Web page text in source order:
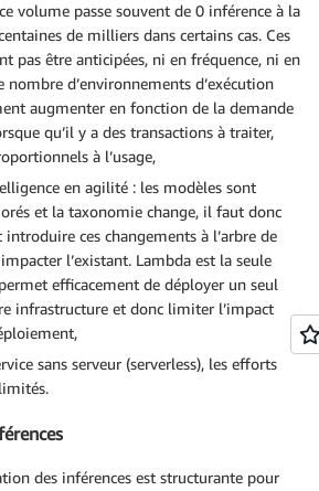
volume passe souvent de 0 inférence à la
de milliers dans certains cas. Ces
pas être anticipées, ni en fréquence, ni en
nombre d’environnements d’exécution
augmenter en fonction de la demande
qu’il y a des transactions à traiter,
à l’usage,
en agilité : les modèles sont
et la taxonomie change, il faut donc
ces changements à l’arbre de
l’existant. Lambda est la seule
efficacement de déployer un seul
infrastructure et donc limiter l’impact
sans serveur (serverless), les efforts
des inférences est structurante pour